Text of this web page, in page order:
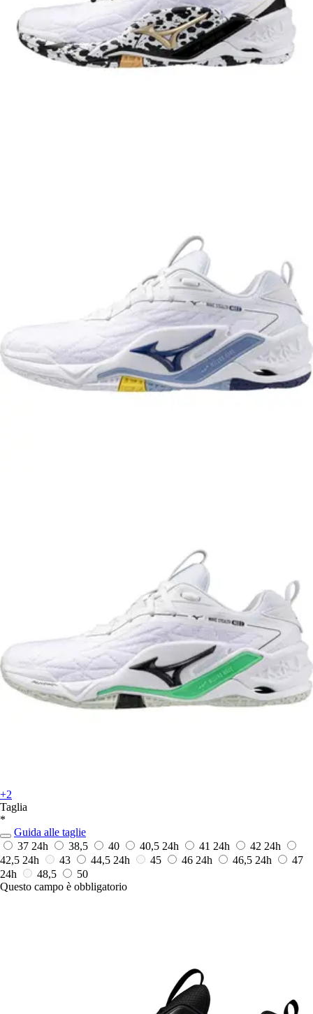
+2
Taglia
*
Guida alle taglie
37 24h 38,5 40 40,5 24h 41 24h 42 24h
42,5 24h 43 44,5 24h 45 46 24h 46,5 24h
47
24h
48,5
50
Questo campo è obbligatorio